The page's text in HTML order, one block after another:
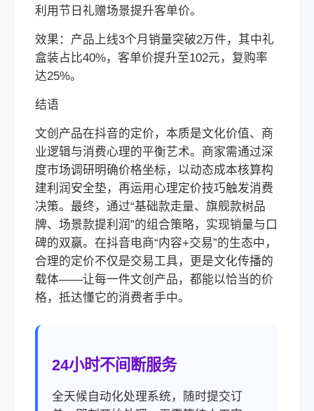
利用节日礼赠场景提升客单价。
效果：产品上线3个月销量突破2万件，其中礼
盒装占比40%，客单价提升至102元，复购率
达25%。
结语
文创产品在抖音的定价，本质是文化价值、商
业逻辑与消费心理的平衡艺术。商家需通过深
度市场调研明确价格坐标，以动态成本核算构
建利润安全垫，再运用心理定价技巧触发消费
决策。最终，通过“基础款走量、旗舰款树品
牌、场景款提利润”的组合策略，实现销量与口
碑的双赢。在抖音电商“内容+交易”的生态中，
合理的定价不仅是交易工具，更是文化传播的
载体——让每一件文创产品，都能以恰当的价
格，抵达懂它的消费者手中。
24小时不间断服务
全天候自动化处理系统，随时提交订